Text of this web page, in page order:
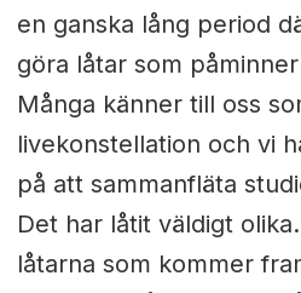
en ganska lång period
göra låtar som
Många känner till oss
livekonstellation och vi
på att sammanfläta
Det har låtit väldigt
låtarna som kommer